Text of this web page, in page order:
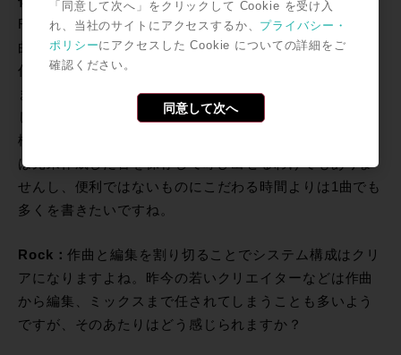
ROCK ON PROさんにお任せしています。なぜなら私は
曲を書くのが仕事なので、音の良し悪しはエンジニアに
任せています。響き自体に関してシビアというでもあり
ません、ここでトラックダウンするわけでもありません
しね。『曲を書きやすい環境』があれば良いので、機材
構成もそのための構成になっています。アナログシンセ
は元来作成した音を保存して呼び出せるわけでもありま
せんし、便利ではないものにこだわる時間よりは1曲でも
多くを書きたいですね。
Rock：作曲と編集を割り切ることでシステム構成はクリ
アになりますよね。昨今の若いクリエイターなどは作曲
から編集、ミックスまで任されてしまうことも多いよう
ですが、そのあたりはどう感じられますか？
「同意して次へ」をクリックして Cookie を受け入
れ、当社のサイトにアクセスするか、 プライバシー・
ポリシーにアクセスした Cookie についての詳細をご
確認ください。
同意して次へ